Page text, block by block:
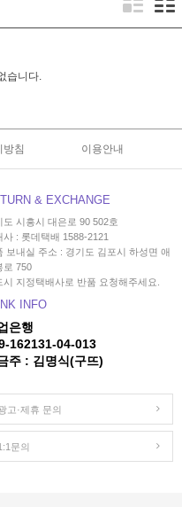
습니다.
방침 이용안내
& EXCHANGE
도 시흥시 대은로 90 502호
사 : 롯데택배 1588-2121
보내실 주소 : 경기도 김포시 하성면 애
로 750
시 지정택배사로 반품 요청해주세요.
INFO
은행
162131-04-013
주 : 김명식(구뜨)
고·제휴 문의
문의